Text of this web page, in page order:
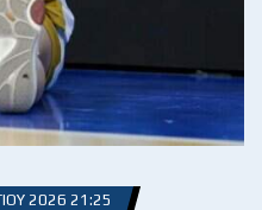
2026 21:25